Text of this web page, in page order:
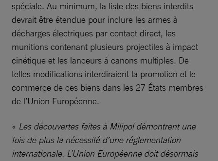
spéciale. Au minimum, la liste des biens interdits
devrait être étendue pour inclure les armes à
décharges électriques par contact direct, les
munitions contenant plusieurs projectiles à impact
cinétique et les lanceurs à canons multiples. De
telles modifications interdiraient la promotion et le
commerce de ces biens dans les 27 États membres
de l’Union Européenne.
« Les découvertes faites à Milipol démontrent une
fois de plus la nécessité d’une réglementation
internationale. L’Union Européenne doit désormais